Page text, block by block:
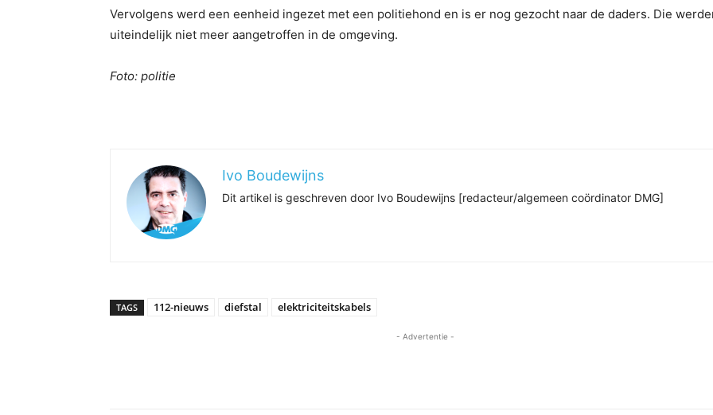
Vervolgens werd een eenheid ingezet met een politiehond en is er nog gezocht naar de daders. Die
uiteindelijk niet meer aangetroffen in de omgeving.
Foto: politie
Ivo Boudewijns
Dit artikel is geschreven door Ivo Boudewijns [redacteur/algemeen coördinator DMG]
TAGS 112-nieuws diefstal elektriciteitskabels
- Advertentie -